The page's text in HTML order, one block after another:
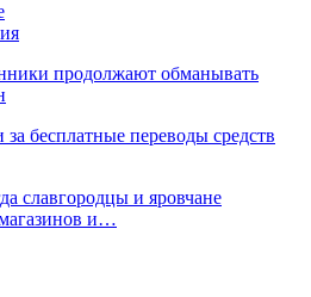
продолжают обманывать
бесплатные переводы средств
славгородцы и яровчане
и…